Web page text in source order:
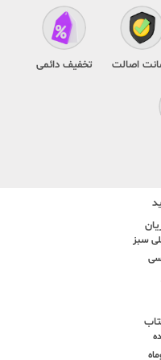
اصالت تخفیف دائمی
سبز